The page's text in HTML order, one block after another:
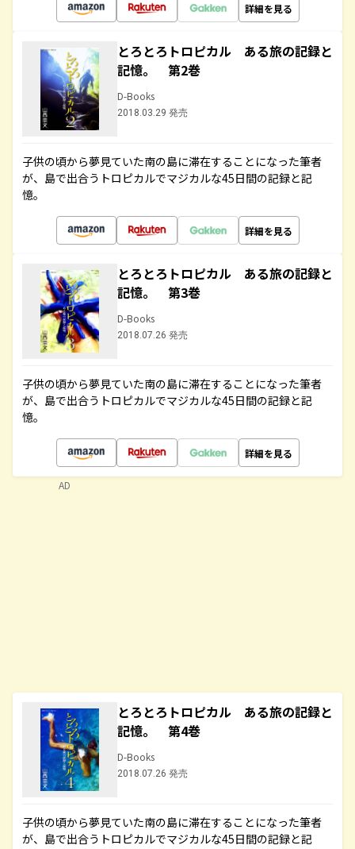
詳細を見る
とろとろトロピカル ある旅の記録と
記憶。 第2巻
D-Books
2018.03.29 発売
子供の頃から夢見ていた南の島に滞在することになった筆者
が、島で出合うトロピカルでマジカルな45日間の記録と記
憶。
詳細を見る
とろとろトロピカル ある旅の記録と
記憶。 第3巻
D-Books
2018.07.26 発売
子供の頃から夢見ていた南の島に滞在することになった筆者
が、島で出合うトロピカルでマジカルな45日間の記録と記
憶。
詳細を見る
とろとろトロピカル ある旅の記録と
記憶。 第4巻
D-Books
2018.07.26 発売
子供の頃から夢見ていた南の島に滞在することになった筆者
が、島で出合うトロピカルでマジカルな45日間の記録と記
AD